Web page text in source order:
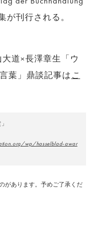
が刊行される。
道×長澤章生「ウ
葉」鼎談記事はこ
wp/hasselblad-awar
があります。予めご了承くだ